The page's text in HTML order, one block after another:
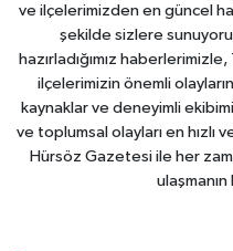
ve ilçelerimizden en güncel
şekilde sizlere
hazırladığımız
ilçelerimizin önemli
kaynaklar ve deneyimli
ve toplumsal olayları en hızlı
Hürsöz Gazetesi ile her
ulaşmanın